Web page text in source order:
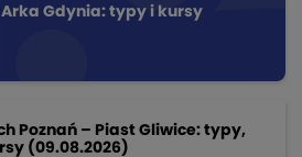
Gdynia: typy i kursy
Poznań – Piast Gliwice: typy,
(09.08.2026)